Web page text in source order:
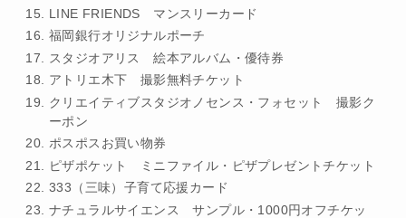
LINE FRIENDS マンスリーカード
福岡銀行オリジナルポーチ
スタジオアリス 絵本アルバム・優待券
アトリエ木下 撮影無料チケット
クリエイティブスタジオノセンス・フォセット 撮影ク
ーポン
ポスポスお買い物券
ピザポケット ミニファイル・ピザプレゼントチケット
333（三味）子育て応援カード
ナチュラルサイエンス サンプル・1000円オフチケッ